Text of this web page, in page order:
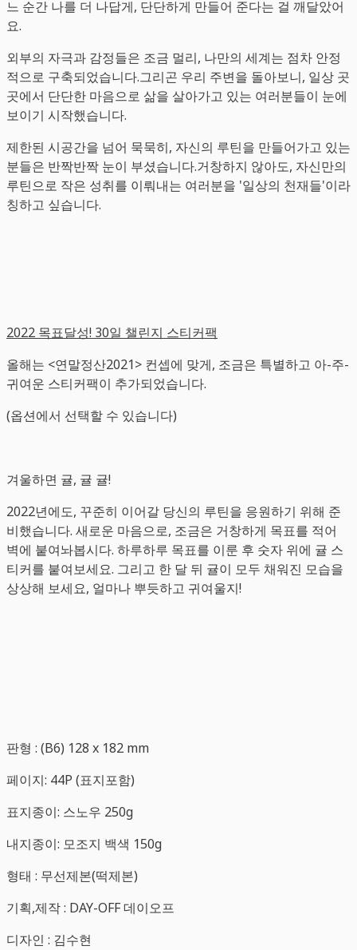
느 순간 나를 더 나답게, 단단하게 만들어 준다는 걸 깨달았어
요.
외부의 자극과 감정들은 조금 멀리, 나만의 세계는 점차 안정
적으로 구축되었습니다.그리곤 우리 주변을 돌아보니, 일상 곳
곳에서 단단한 마음으로 삶을 살아가고 있는 여러분들이 눈에
보이기 시작했습니다.
제한된 시공간을 넘어 묵묵히, 자신의 루틴을 만들어가고 있는
분들은 반짝반짝 눈이 부셨습니다.거창하지 않아도, 자신만의
루틴으로 작은 성취를 이뤄내는 여러분을 '일상의 천재들'이라
칭하고 싶습니다.
2022 목표달성! 30일 챌린지 스티커팩
올해는 <연말정산2021> 컨셉에 맞게, 조금은 특별하고 아-주-
귀여운 스티커팩이 추가되었습니다.
(옵션에서 선택할 수 있습니다)
겨울하면 귤, 귤 귤!
2022년에도, 꾸준히 이어갈 당신의 루틴을 응원하기 위해 준
비했습니다. 새로운 마음으로, 조금은 거창하게 목표를 적어
벽에 붙여놔봅시다. 하루하루 목표를 이룬 후 숫자 위에 귤 스
티커를 붙여보세요. 그리고 한 달 뒤 귤이 모두 채워진 모습을
상상해 보세요, 얼마나 뿌듯하고 귀여울지!
판형 : (B6) 128 x 182 mm
페이지: 44P (표지포함)
표지종이: 스노우 250g
내지종이: 모조지 백색 150g
형태 : 무선제본(떡제본)
기획,제작 : DAY-OFF 데이오프
디자인 : 김수현